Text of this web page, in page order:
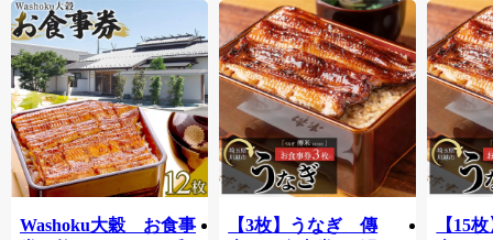
Washoku大穀 お食事
【3枚】うなぎ 傳
【15